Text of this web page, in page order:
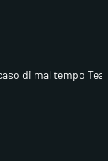
di mal tempo